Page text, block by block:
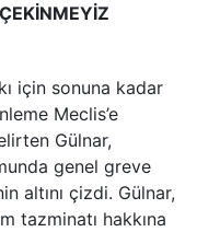
için sonuna kadar
Meclis’e
Gülnar,
genel greve
altını çizdi. Gülnar,
tazminatı hakkına